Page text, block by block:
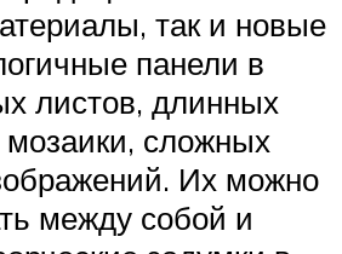
так и новые
панели в
листов, длинных
мозаики, сложных
Их можно
между собой и